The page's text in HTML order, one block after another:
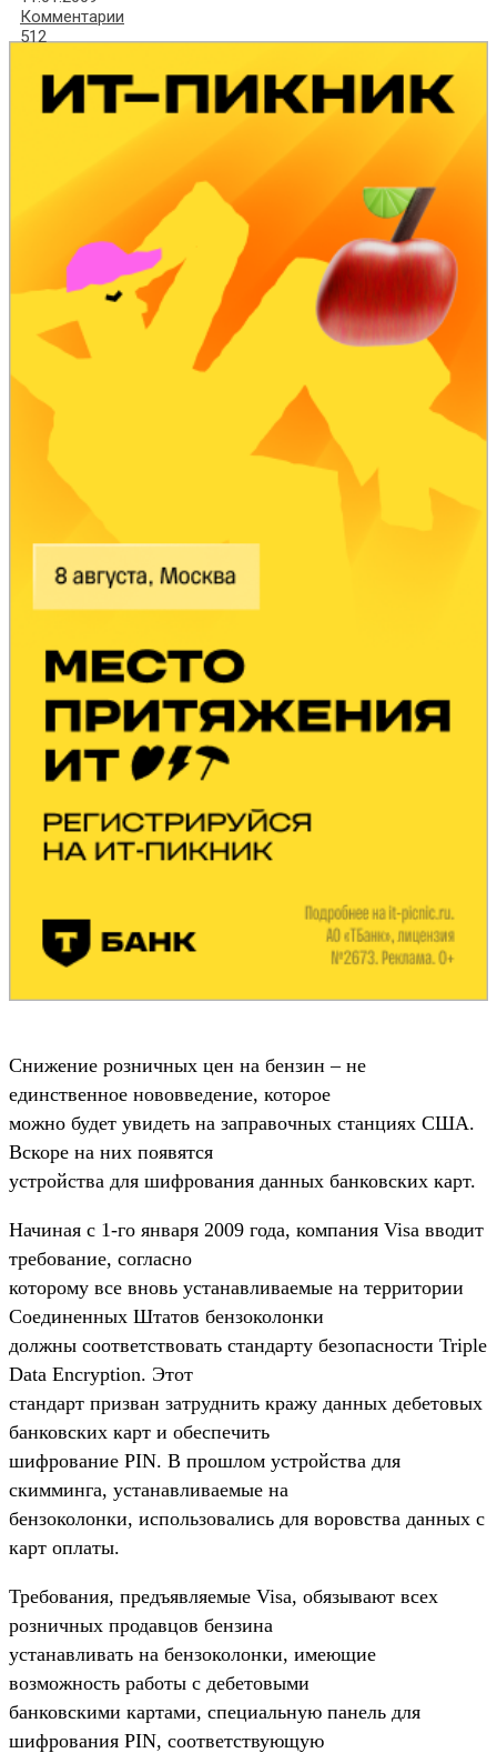
Комментарии
512
Снижение розничных цен на бензин – не
единственное нововведение, которое
можно будет увидеть на заправочных станциях США.
Вскоре на них появятся
устройства для шифрования данных банковских карт.
Начиная с 1-го января 2009 года, компания Visa вводит
требование, согласно
которому все вновь устанавливаемые на территории
Соединенных Штатов бензоколонки
должны соответствовать стандарту безопасности Triple
Data Encryption. Этот
стандарт призван затруднить кражу данных дебетовых
банковских карт и обеспечить
шифрование PIN. В прошлом устройства для
скимминга, устанавливаемые на
бензоколонки, использовались для воровства данных с
карт оплаты.
Требования, предъявляемые Visa, обязывают всех
розничных продавцов бензина
устанавливать на бензоколонки, имеющие
возможность работы с дебетовыми
банковскими картами, специальную панель для
шифрования PIN, соответствующую